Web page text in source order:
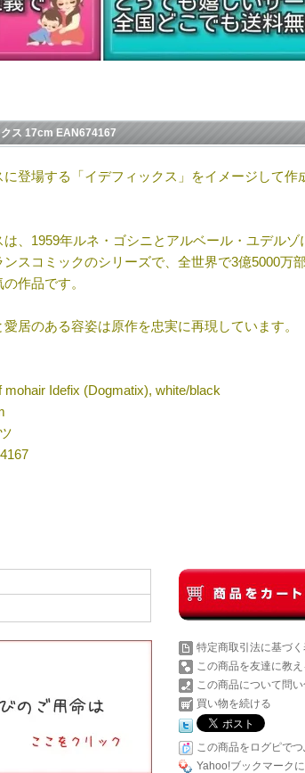
ス 17cm EAN674167
に登場する「イデフィックス」をイメージして作
は、1959年ルネ・ゴシニとアルベール・ユデルゾ
スコミックのシリーズで、全世界で3億5000万
作品です。
居のある容姿は原作を忠実に再現しています。
Idefix (Dogmatix), white/black
特定商取引法に基づ
この商品を友達に教え
この商品について問
買い物を続ける
この商品をログピでつ
Yahoo!ブックマーク